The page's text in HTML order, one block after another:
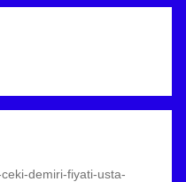
demiri-fiyati-usta-